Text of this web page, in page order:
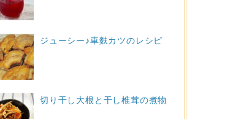
ジューシー♪車麩カツのレシピ
切り干し大根と干し椎茸の煮物